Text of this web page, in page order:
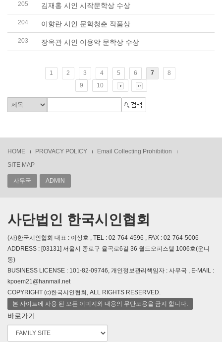
205 김재홍 시인 시작문학상 수상
204 이향란 시인 문학청춘 작품상
203 장옥관 시인 이용악 문학상 수상
1 2 3 4 5 6 7
8
9
10
HOME PROVACY POLICY
Email Collecting Prohibition
SITE MAP
사무국 ADMIN
사단법인 한국시인협회
(사)한국시인협회 대표 : 이상호 , TEL : 02-764-4596 , FAX : 02-764-5006
ADDRESS : [03131] 서울시 종로구 율곡로6길 36 월드오피스텔 1006호(운니
동)
BUSINESS LICENSE : 101-82-09746, 개인정보관리책임자 : 사무국 , E-MAIL :
kpoem21@hanmail.net
COPYRIGHT (c)한국시인협회, ALL RIGHTS RESERVED.
본 사이트에 사용 된 모든 이미지와 내용의 무단도용을 금지 합니다.
바로가기